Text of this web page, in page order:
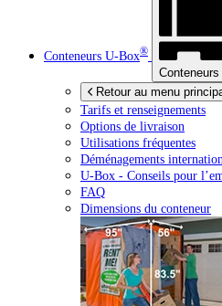
Conteneurs U-Box®
Conteneurs
Retour au menu
Tarifs et renseignements
Options de livraison
Utilisations fréquentes
Déménagements
U-Box - Conseils pour
FAQ
Dimensions du conteneur